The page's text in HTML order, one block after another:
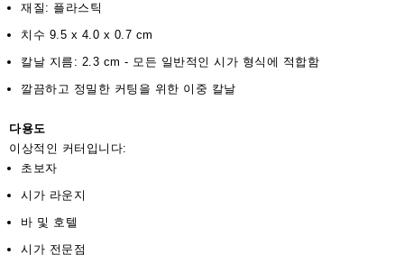
재질: 플라스틱
치수 9.5 x 4.0 x 0.7 cm
칼날 지름: 2.3 cm - 모든 일반적인 시가 형식에 적합함
깔끔하고 정밀한 커팅을 위한 이중 칼날
다용도
이상적인 커터입니다:
초보자
시가 라운지
바 및 호텔
시가 전문점